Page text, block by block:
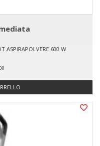
ASPIRAPOLVERE 600 W
00